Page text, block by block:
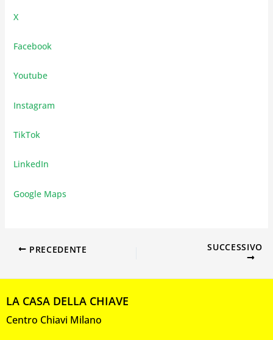
X
Facebook
Youtube
Instagram
TikTok
LinkedIn
Google Maps
PRECEDENTE SUCCESSIVO
LA CASA DELLA CHIAVE
Centro Chiavi Milano